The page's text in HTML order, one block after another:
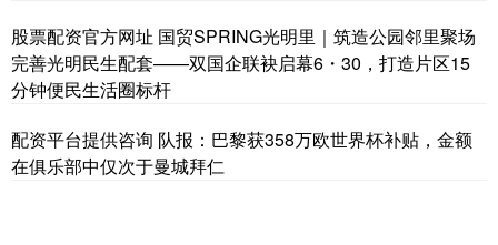
股票配资官方网址 国贸SPRING光明里｜筑造公园邻里聚场
完善光明民生配套——双国企联袂启幕6・30，打造片区15
分钟便民生活圈标杆
配资平台提供咨询 队报：巴黎获358万欧世界杯补贴，金额
在俱乐部中仅次于曼城拜仁